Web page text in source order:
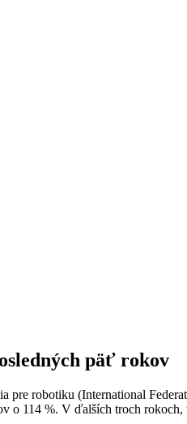
päť rokov
robotiku (International
o 114 %. V ďalších troch